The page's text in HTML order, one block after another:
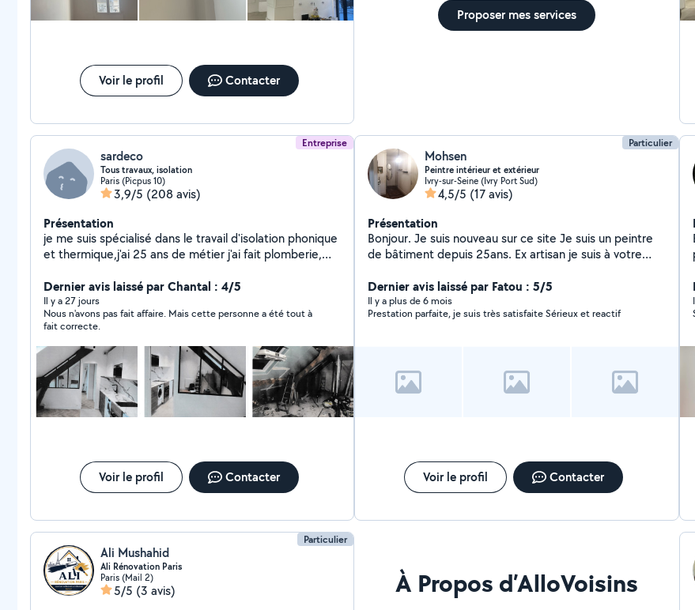
Voir le profil Contacter
Proposer mes services
Entreprise
sardeco
Tous travaux, isolation
Paris (Picpus 10)
3,9/5 (208 avis)
Présentation
je me suis spécialisé dans le travail d'isolation phonique
et thermique,j'ai 25 ans de métier j'ai fait plomberie,
bain,peinture et faux plafonds je fais tout travaux
d'intérieur et ravalement mes travaux sont couvert par
une garantie décennale
Dernier avis laissé par Chantal : 4/5
Il y a 27 jours
Nous n'avons pas fait affaire. Mais cette personne a été tout à
fait correcte.
Voir le profil Contacter
Particulier
Mohsen
Peintre intérieur et extérieur
Ivry-sur-Seine (Ivry Port Sud)
4,5/5 (17 avis)
Présentation
Bonjour. Je suis nouveau sur ce site Je suis un peintre
de bâtiment depuis 25ans. Ex artisan je suis à votre
Dernier avis laissé par Fatou : 5/5
Il y a plus de 6 mois
Prestation parfaite, je suis très satisfaite Sérieux et reactif
Voir le profil Contacter
Particulier
Ali Mushahid
Ali Rénovation Paris
Paris (Mail 2)
5/5 (3 avis) À Propos d’AlloVoisins